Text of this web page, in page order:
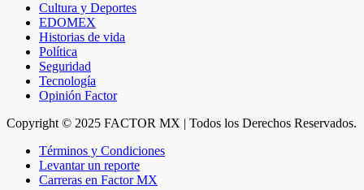
Cultura y Deportes
EDOMEX
Historias de vida
Política
Seguridad
Tecnología
Opinión Factor
Copyright © 2025 FACTOR MX | Todos los Derechos Reservados.
Términos y Condiciones
Levantar un reporte
Carreras en Factor MX